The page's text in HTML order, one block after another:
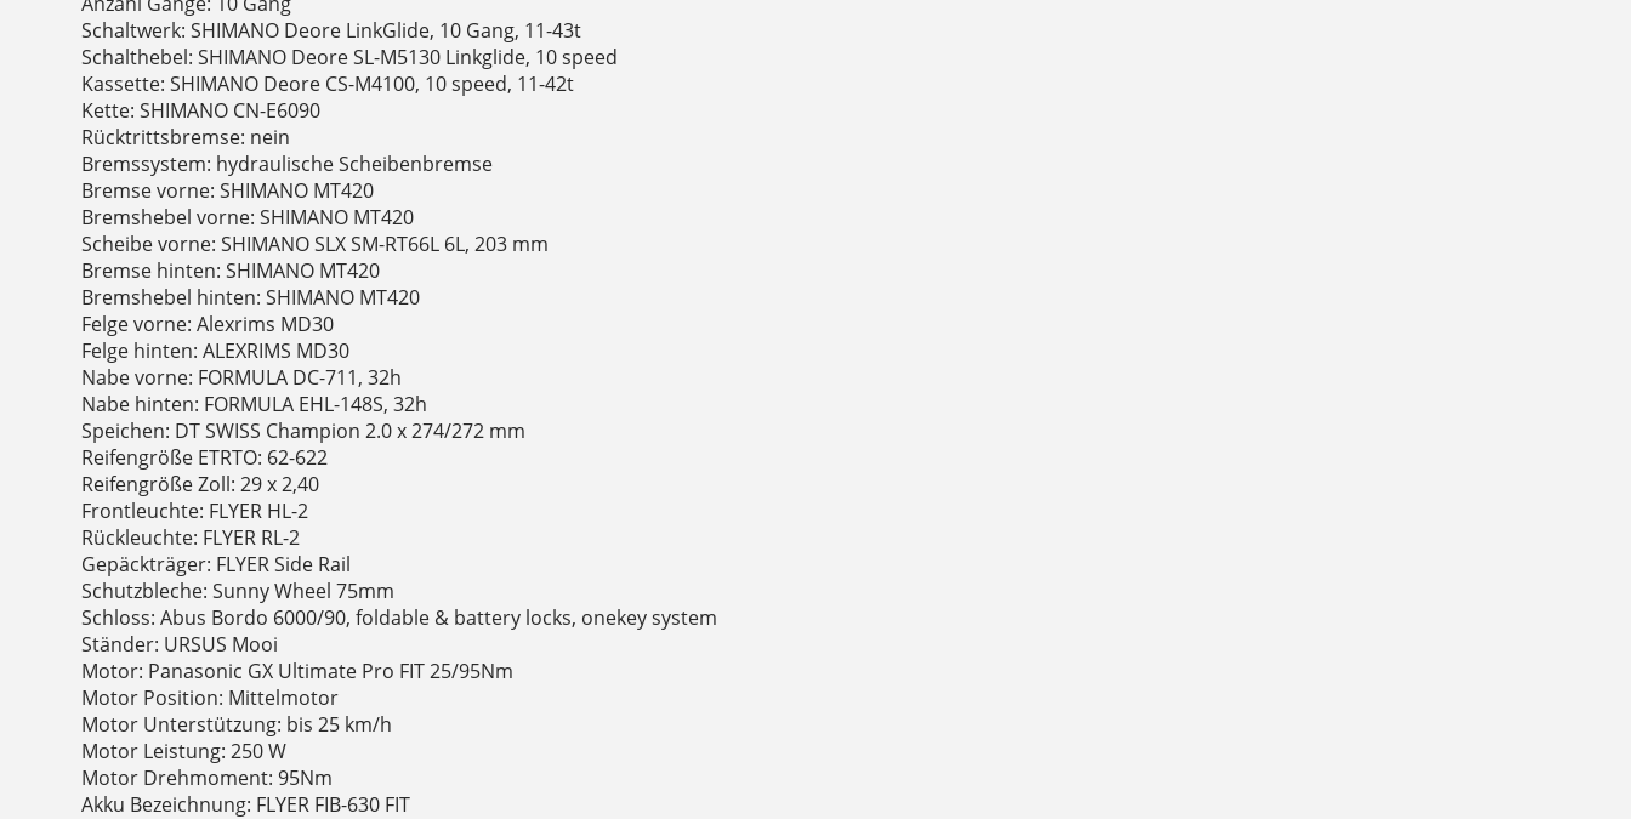
Schaltwerk: SHIMANO Deore LinkGlide, 10 Gang, 11-43t
Schalthebel: SHIMANO Deore SL-M5130 Linkglide, 10 speed
Kassette: SHIMANO Deore CS-M4100, 10 speed, 11-42t
Kette: SHIMANO CN-E6090
Rücktrittsbremse: nein
Bremssystem: hydraulische Scheibenbremse
Bremse vorne: SHIMANO MT420
Bremshebel vorne: SHIMANO MT420
Scheibe vorne: SHIMANO SLX SM-RT66L 6L, 203 mm
Bremse hinten: SHIMANO MT420
Bremshebel hinten: SHIMANO MT420
Felge vorne: Alexrims MD30
Felge hinten: ALEXRIMS MD30
Nabe vorne: FORMULA DC-711, 32h
Nabe hinten: FORMULA EHL-148S, 32h
Speichen: DT SWISS Champion 2.0 x 274/272 mm
Reifengröße ETRTO: 62-622
Reifengröße Zoll: 29 x 2,40
Frontleuchte: FLYER HL-2
Rückleuchte: FLYER RL-2
Gepäckträger: FLYER Side Rail
Schutzbleche: Sunny Wheel 75mm
Schloss: Abus Bordo 6000/90, foldable & battery locks, onekey system
Ständer: URSUS Mooi
Motor: Panasonic GX Ultimate Pro FIT 25/95Nm
Motor Position: Mittelmotor
Motor Unterstützung: bis 25 km/h
Motor Leistung: 250 W
Motor Drehmoment: 95Nm
Akku Bezeichnung: FLYER FIB-630 FIT